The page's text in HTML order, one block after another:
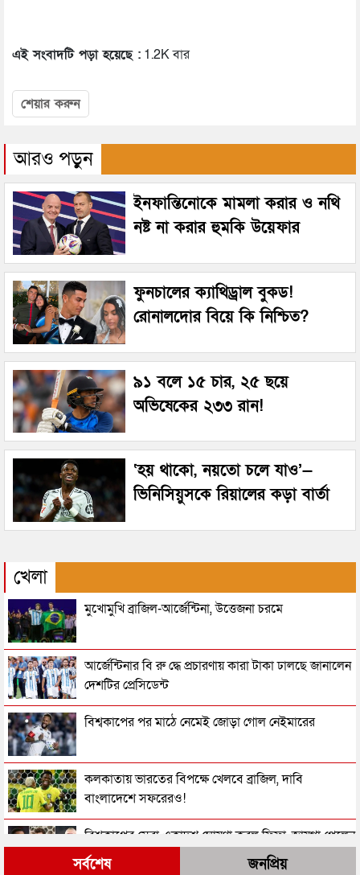
এই সংবাদটি পড়া হয়েছে : 1.2K বার
শেয়ার করুন
আরও পড়ুন
ইনফান্তিনোকে মামলা করার ও নথি
নষ্ট না করার হুমকি উয়েফার
ফুনচালের ক্যাথিড্রাল বুকড!
রোনালদোর বিয়ে কি নিশ্চিত?
৯১ বলে ১৫ চার, ২৫ ছয়ে
অভিষেকের ২৩৩ রান!
‘হয় থাকো, নয়তো চলে যাও’—
ভিনিসিয়ুসকে রিয়ালের কড়া বার্তা
খেলা
মুখোমুখি ব্রাজিল-আর্জেন্টিনা, উত্তেজনা চরমে
আর্জেন্টিনার বি রু দ্ধে প্রচারণায় কারা টাকা ঢালছে জানালেন
দেশটির প্রেসিডেন্ট
বিশ্বকাপের পর মাঠে নেমেই জোড়া গোল নেইমারের
কলকাতায় ভারতের বিপক্ষে খেলবে ব্রাজিল, দাবি
বাংলাদেশে সফরেরও!
বিশ্বকাপের সেরা একাদশ ঘোষণা করল ফিফা, জায়গা পেলেন
যারা
সর্বশেষ জনপ্রিয়